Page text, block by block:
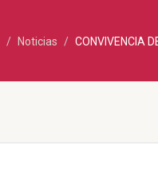
Noticias CONVIVENCIA